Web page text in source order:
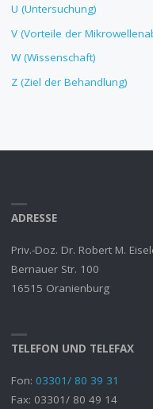
U (Untersuchung)
V (Vorteile der
W (Wissenschaft)
Z (Ziel der Behandlung)
ADRESSE
Priv.-Doz. Dr. Robert M.
Bernauer Str. 100
16515 Oranienburg
TELEFON UND TELEFAX
Fon: 03301/ 80 39 31
Fax: 03301/ 80 49 14